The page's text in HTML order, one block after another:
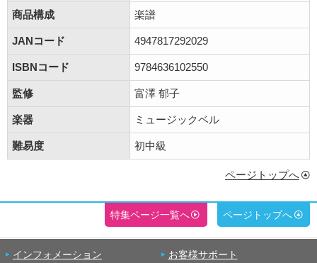
商品構成 楽譜
JANコード 4947817292029
ISBNコード 9784636102550
監修 富澤 郁子
楽器 ミュージックベル
難易度 初中級
ページトップへ
特集ページ一覧へ ページトップへ
インフォメーション お客様サポート